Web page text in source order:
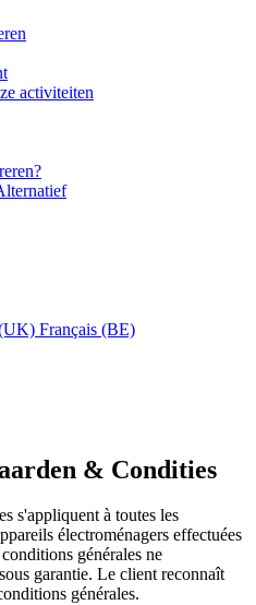
activiteiten
Français (BE)
& Condities
s'appliquent à toutes les
électroménagers effectuées
générales ne
garantie. Le client reconnaît
générales.